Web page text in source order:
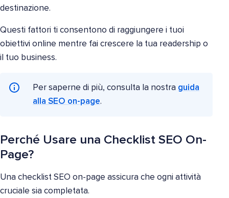
destinazione.
Questi fattori ti consentono di raggiungere i tuoi
obiettivi online mentre fai crescere la tua readership o
il tuo business.
Per saperne di più, consulta la nostra guida
alla SEO on-page.
Perché Usare una Checklist SEO On-
Page?
Una checklist SEO on-page assicura che ogni attività
cruciale sia completata.